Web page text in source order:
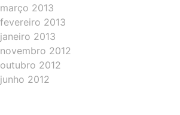
março 2013
fevereiro 2013
janeiro 2013
novembro 2012
outubro 2012
junho 2012